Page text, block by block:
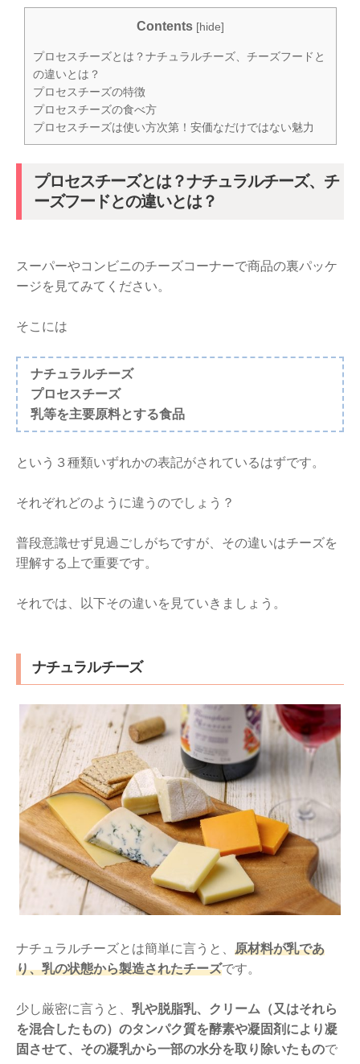
Contents [hide]
プロセスチーズとは？ナチュラルチーズ、チーズフードと
の違いとは？
プロセスチーズの特徴
プロセスチーズの食べ方
プロセスチーズは使い方次第！安価なだけではない魅力
プロセスチーズとは？ナチュラルチーズ、チ
ーズフードとの違いとは？
スーパーやコンビニのチーズコーナーで商品の裏パッケ
ージを見てみてください。
そこには
ナチュラルチーズ
プロセスチーズ
乳等を主要原料とする食品
という３種類いずれかの表記がされているはずです。
それぞれどのように違うのでしょう？
普段意識せず見過ごしがちですが、その違いはチーズを
理解する上で重要です。
それでは、以下その違いを見ていきましょう。
ナチュラルチーズ
ナチュラルチーズとは簡単に言うと、 原材料が乳であ
り、乳の状態から製造されたチーズです。
少し厳密に言うと、 乳や脱脂乳、クリーム（又はそれら
を混合したもの）のタンパク質を酵素や凝固剤により凝
固させて、その凝乳から一部の水分を取り除いたもので